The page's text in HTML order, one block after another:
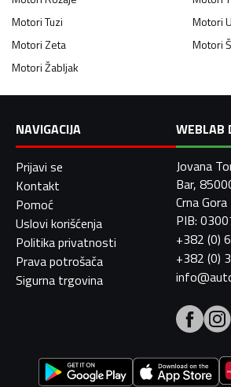
MotoriTuzi Motori
MotoriZeta Motori
MotoriŽabljak
NAVIGACIJA
Prijavi se
Kontakt
Pomoć
Uslovi korišćenja
Politika privatnosti
Prava potrošača
Sigurna trgovina
WEBLAB
Jovana
Bar,
Crna Gora
PIB:
+382 (0)
+382 (0)